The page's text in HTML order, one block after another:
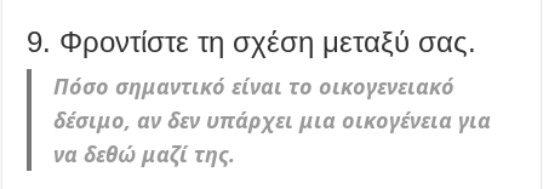
9. Φροντίστε τη σχέση μεταξύ σας.
Πόσο σημαντικό είναι το οικογενειακό
δέσιμο, αν δεν υπάρχει μια οικογένεια για
να δεθώ μαζί της.